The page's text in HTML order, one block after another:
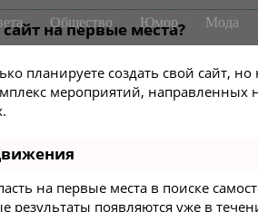
на первые места?
планируете создать свой сайт,
мероприятий,
на первые места в поиске
результаты появляются уже в
Общество Юмор Мода